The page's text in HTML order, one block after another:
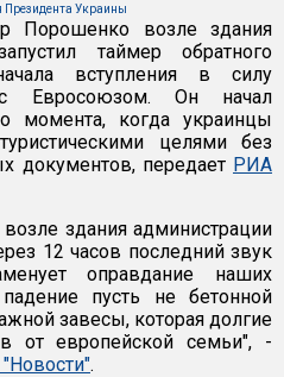
Украины
Порошенко возле здания
таймер обратного
вступления в силу
Евросоюзом. Он начал
момента, когда украинцы
целями без
документов, передает РИА
здания администрации
12 часов последний звук
оправдание наших
пусть не бетонной
завесы, которая долгие
от европейской семьи", -
.